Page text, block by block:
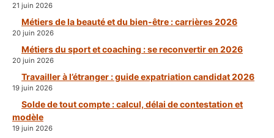
21 juin 2026
Métiers de la beauté et du bien-être : carrières 2026
20 juin 2026
Métiers du sport et coaching : se reconvertir en 2026
20 juin 2026
Travailler à l’étranger : guide expatriation candidat 2026
19 juin 2026
Solde de tout compte : calcul, délai de contestation et
modèle
19 juin 2026